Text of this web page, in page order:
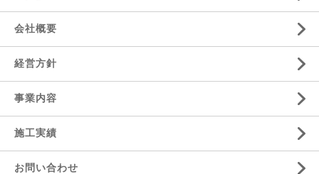
会社概要
経営方針
事業内容
施工実績
お問い合わせ